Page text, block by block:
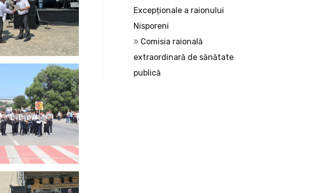
Excepționale a raionului
Nisporeni
Comisia raională
extraordinară de sănătate
publică